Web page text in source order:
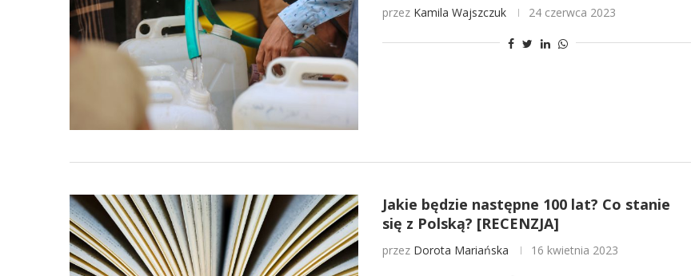
przez Kamila Wajszczuk 24 czerwca 2023
Jakie będzie następne 100 lat? Co stanie
się z Polską? [RECENZJA]
przez Dorota Mariańska 16 kwietnia 2023